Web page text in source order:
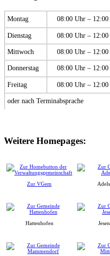
Montag 08:00 Uhr –
Dienstag 08:00 Uhr –
Mittwoch 08:00 Uhr –
Donnerstag 08:00 Uhr –
Freitag 08:00 Uhr –
oder nach Terminabsprache
Weitere Homepages:
Zur VGem
Hattenhofen